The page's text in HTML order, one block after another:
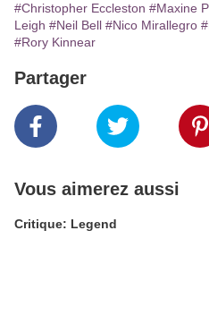
#Christopher Eccleston #Maxine
Leigh #Neil Bell #Nico Mirallegro
#Rory Kinnear
Partager
Vous aimerez aussi
Critique: Legend